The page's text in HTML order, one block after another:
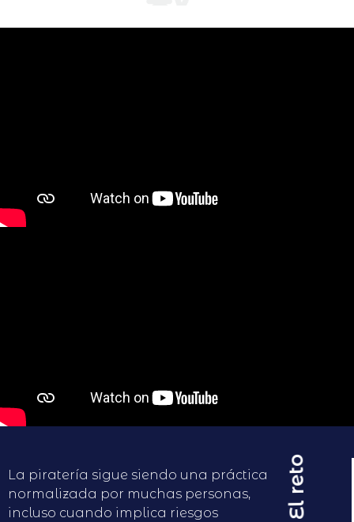
La piratería sigue siendo una práctica
normalizada por muchas personas,
incluso cuando implica riesgos
El reto